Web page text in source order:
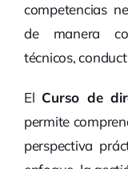
competencias
de manera
técnicos,
El Curso de
permite
perspectiva